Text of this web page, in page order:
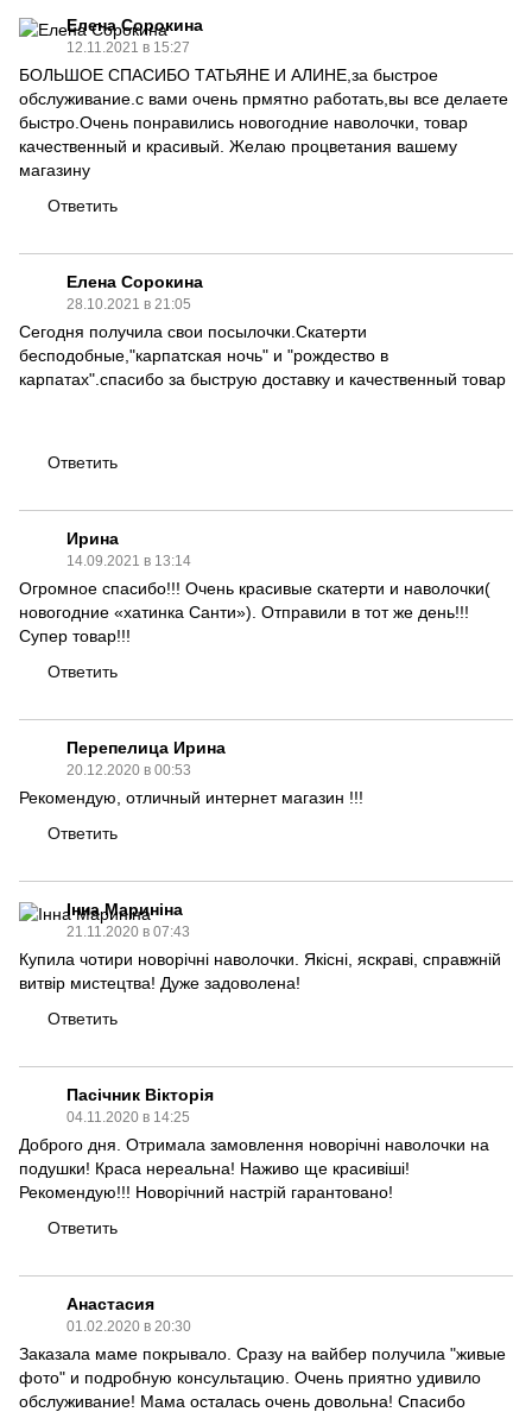
Елена Сорокина
12.11.2021 в 15:27
БОЛЬШОЕ СПАСИБО ТАТЬЯНЕ И АЛИНЕ,за быстрое
обслуживание.с вами очень прмятно работать,вы все делаете
быстро.Очень понравились новогодние наволочки, товар
качественный и красивый. Желаю процветания вашему
магазину
Ответить
Елена Сорокина
28.10.2021 в 21:05
Сегодня получила свои посылочки.Скатерти
бесподобные,"карпатская ночь" и "рождество в
карпатах".спасибо за быструю доставку и качественный товар
Ответить
Ирина
14.09.2021 в 13:14
Огромное спасибо!!! Очень красивые скатерти и наволочки(
новогодние «хатинка Санти»). Отправили в тот же день!!!
Супер товар!!!
Ответить
Перепелица Ирина
20.12.2020 в 00:53
Рекомендую, отличный интернет магазин !!!
Ответить
Інна Мариніна
21.11.2020 в 07:43
Купила чотири новорічні наволочки. Якісні, яскраві, справжній
витвір мистецтва! Дуже задоволена!
Ответить
Пасічник Вікторія
04.11.2020 в 14:25
Доброго дня. Отримала замовлення новорічні наволочки на
подушки! Краса нереальна! Наживо ще красивіші!
Рекомендую!!! Новорічний настрій гарантовано!
Ответить
Анастасия
01.02.2020 в 20:30
Заказала маме покрывало. Сразу на вайбер получила "живые
фото" и подробную консультацию. Очень приятно удивило
обслуживание! Мама осталась очень довольна! Спасибо